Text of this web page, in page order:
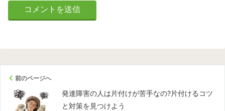
前のページへ
発達障害の人は片付けが苦手なの?片付けるコツ
と対策を見つけよう